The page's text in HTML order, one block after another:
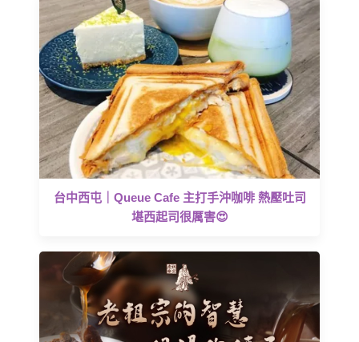
台中西屯｜Queue Cafe 主打手沖咖啡 熱壓吐司
堪西起司很厲害😍